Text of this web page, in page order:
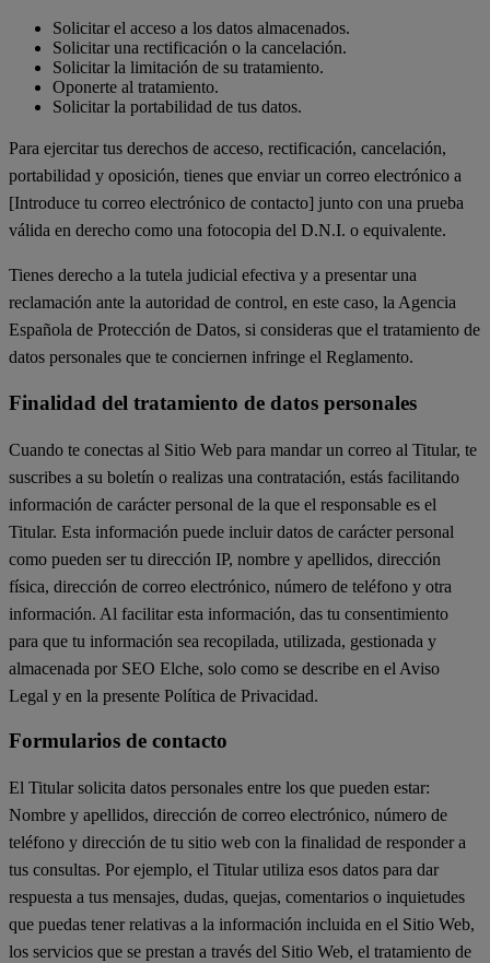
Solicitar el acceso a los datos almacenados.
Solicitar una rectificación o la cancelación.
Solicitar la limitación de su tratamiento.
Oponerte al tratamiento.
Solicitar la portabilidad de tus datos.
Para ejercitar tus derechos de acceso, rectificación, cancelación,
portabilidad y oposición, tienes que enviar un correo electrónico a
[Introduce tu correo electrónico de contacto] junto con una prueba
válida en derecho como una fotocopia del D.N.I. o equivalente.
Tienes derecho a la tutela judicial efectiva y a presentar una
reclamación ante la autoridad de control, en este caso, la Agencia
Española de Protección de Datos, si consideras que el tratamiento de
datos personales que te conciernen infringe el Reglamento.
Finalidad del tratamiento de datos personales
Cuando te conectas al Sitio Web para mandar un correo al Titular, te
suscribes a su boletín o realizas una contratación, estás facilitando
información de carácter personal de la que el responsable es el
Titular. Esta información puede incluir datos de carácter personal
como pueden ser tu dirección IP, nombre y apellidos, dirección
física, dirección de correo electrónico, número de teléfono y otra
información. Al facilitar esta información, das tu consentimiento
para que tu información sea recopilada, utilizada, gestionada y
almacenada por SEO Elche, solo como se describe en el Aviso
Legal y en la presente Política de Privacidad.
Formularios de contacto
El Titular solicita datos personales entre los que pueden estar:
Nombre y apellidos, dirección de correo electrónico, número de
teléfono y dirección de tu sitio web con la finalidad de responder a
tus consultas. Por ejemplo, el Titular utiliza esos datos para dar
respuesta a tus mensajes, dudas, quejas, comentarios o inquietudes
que puedas tener relativas a la información incluida en el Sitio Web,
los servicios que se prestan a través del Sitio Web, el tratamiento de